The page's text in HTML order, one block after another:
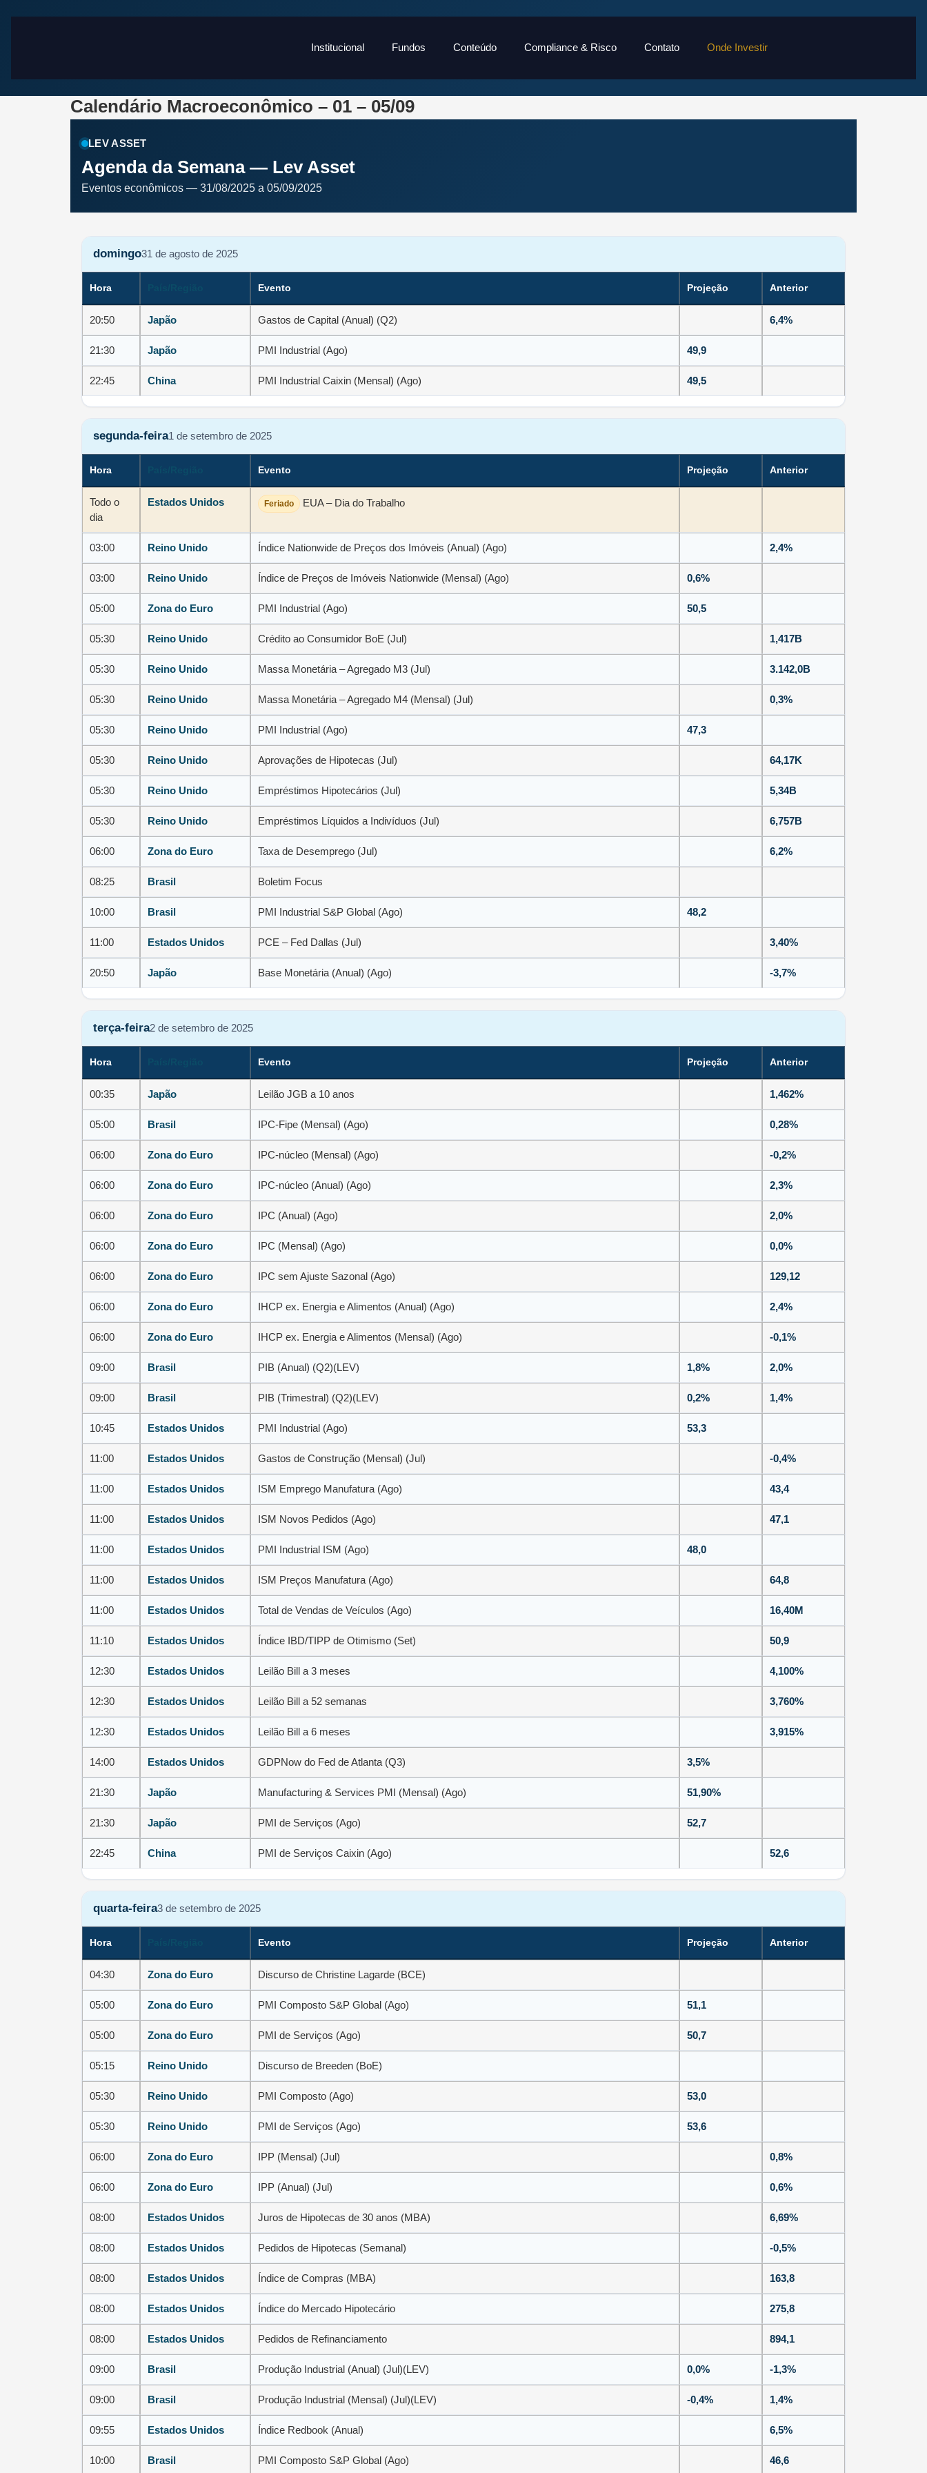
Institucional Fundos Conteúdo Compliance & Risco Contato Onde Investir
Calendário Macroeconômico – 01 – 05/09
LEV ASSET
Agenda da Semana — Lev Asset
Eventos econômicos — 31/08/2025 a 05/09/2025
domingo31 de agosto de 2025
Hora Evento Projeção Anterior
20:50 Japão Gastos de Capital (Anual) (Q2) 6,4%
21:30 Japão PMI Industrial (Ago) 49,9
22:45 China PMI Industrial Caixin (Mensal) (Ago) 49,5
segunda-feira1 de setembro de 2025
Hora Evento Projeção Anterior
Todo o
dia
Estados Unidos Feriado EUA – Dia do Trabalho
03:00 Reino Unido Índice Nationwide de Preços dos Imóveis (Anual) (Ago) 2,4%
03:00 Reino Unido Índice de Preços de Imóveis Nationwide (Mensal) (Ago) 0,6%
05:00 Zona do Euro PMI Industrial (Ago) 50,5
05:30 Reino Unido Crédito ao Consumidor BoE (Jul) 1,417B
05:30 Reino Unido Massa Monetária – Agregado M3 (Jul) 3.142,0B
05:30 Reino Unido Massa Monetária – Agregado M4 (Mensal) (Jul) 0,3%
05:30 Reino Unido PMI Industrial (Ago) 47,3
05:30 Reino Unido Aprovações de Hipotecas (Jul) 64,17K
05:30 Reino Unido Empréstimos Hipotecários (Jul) 5,34B
05:30 Reino Unido Empréstimos Líquidos a Indivíduos (Jul) 6,757B
06:00 Zona do Euro Taxa de Desemprego (Jul) 6,2%
08:25 Brasil Boletim Focus
10:00 Brasil PMI Industrial S&P Global (Ago) 48,2
11:00 Estados Unidos PCE – Fed Dallas (Jul) 3,40%
20:50 Japão Base Monetária (Anual) (Ago) -3,7%
terça-feira2 de setembro de 2025
Hora Evento Projeção Anterior
00:35 Japão Leilão JGB a 10 anos 1,462%
05:00 Brasil IPC-Fipe (Mensal) (Ago) 0,28%
06:00 Zona do Euro IPC-núcleo (Mensal) (Ago) -0,2%
06:00 Zona do Euro IPC-núcleo (Anual) (Ago) 2,3%
06:00 Zona do Euro IPC (Anual) (Ago) 2,0%
06:00 Zona do Euro IPC (Mensal) (Ago) 0,0%
06:00 Zona do Euro IPC sem Ajuste Sazonal (Ago) 129,12
06:00 Zona do Euro IHCP ex. Energia e Alimentos (Anual) (Ago) 2,4%
06:00 Zona do Euro IHCP ex. Energia e Alimentos (Mensal) (Ago) -0,1%
09:00 Brasil PIB (Anual) (Q2)(LEV) 1,8% 2,0%
09:00 Brasil PIB (Trimestral) (Q2)(LEV) 0,2% 1,4%
10:45 Estados Unidos PMI Industrial (Ago) 53,3
11:00 Estados Unidos Gastos de Construção (Mensal) (Jul) -0,4%
11:00 Estados Unidos ISM Emprego Manufatura (Ago) 43,4
11:00 Estados Unidos ISM Novos Pedidos (Ago) 47,1
11:00 Estados Unidos PMI Industrial ISM (Ago) 48,0
11:00 Estados Unidos ISM Preços Manufatura (Ago) 64,8
11:00 Estados Unidos Total de Vendas de Veículos (Ago) 16,40M
11:10 Estados Unidos Índice IBD/TIPP de Otimismo (Set) 50,9
12:30 Estados Unidos Leilão Bill a 3 meses 4,100%
12:30 Estados Unidos Leilão Bill a 52 semanas 3,760%
12:30 Estados Unidos Leilão Bill a 6 meses 3,915%
14:00 Estados Unidos GDPNow do Fed de Atlanta (Q3) 3,5%
21:30 Japão Manufacturing & Services PMI (Mensal) (Ago) 51,90%
21:30 Japão PMI de Serviços (Ago) 52,7
22:45 China PMI de Serviços Caixin (Ago) 52,6
quarta-feira3 de setembro de 2025
Hora Evento Projeção Anterior
04:30 Zona do Euro Discurso de Christine Lagarde (BCE)
05:00 Zona do Euro PMI Composto S&P Global (Ago) 51,1
05:00 Zona do Euro PMI de Serviços (Ago) 50,7
05:15 Reino Unido Discurso de Breeden (BoE)
05:30 Reino Unido PMI Composto (Ago) 53,0
05:30 Reino Unido PMI de Serviços (Ago) 53,6
06:00 Zona do Euro IPP (Mensal) (Jul) 0,8%
06:00 Zona do Euro IPP (Anual) (Jul) 0,6%
08:00 Estados Unidos Juros de Hipotecas de 30 anos (MBA) 6,69%
08:00 Estados Unidos Pedidos de Hipotecas (Semanal) -0,5%
08:00 Estados Unidos Índice de Compras (MBA) 163,8
08:00 Estados Unidos Índice do Mercado Hipotecário 275,8
08:00 Estados Unidos Pedidos de Refinanciamento 894,1
09:00 Brasil Produção Industrial (Anual) (Jul)(LEV) 0,0% -1,3%
09:00 Brasil Produção Industrial (Mensal) (Jul)(LEV) -0,4% 1,4%
09:55 Estados Unidos Índice Redbook (Anual) 6,5%
10:00 Brasil PMI Composto S&P Global (Ago) 46,6